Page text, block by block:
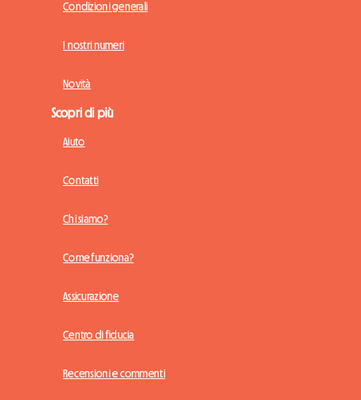
Condizioni generali
I nostri numeri
Novità
Scopri di più
Aiuto
Contatti
Chi siamo?
Come funziona?
Assicurazione
Centro di fiducia
Recensioni e commenti